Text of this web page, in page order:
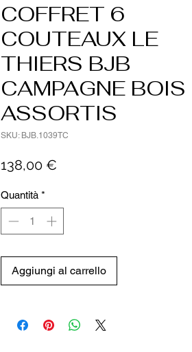
COFFRET 6
COUTEAUX LE
THIERS BJB
CAMPAGNE BOIS
ASSORTIS
SKU: BJB.1039TC
138,00 €
Quantità *
Aggiungi al carrello